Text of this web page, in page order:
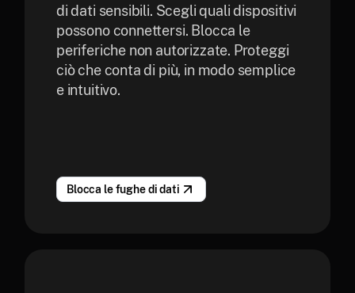
di dati sensibili. Scegli quali dispositivi
possono connettersi. Blocca le
periferiche non autorizzate. Proteggi
ciò che conta di più, in modo semplice
e intuitivo.
Blocca le fughe di dati